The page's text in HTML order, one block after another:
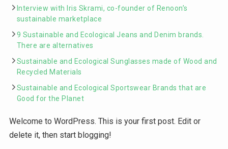
Interview with Iris Skrami, co-founder of Renoon’s
sustainable marketplace
9 Sustainable and Ecological Jeans and Denim brands.
There are alternatives
Sustainable and Ecological Sunglasses made of Wood and
Recycled Materials
Sustainable and Ecological Sportswear Brands that are
Good for the Planet
Welcome to WordPress. This is your first post. Edit or
delete it, then start blogging!